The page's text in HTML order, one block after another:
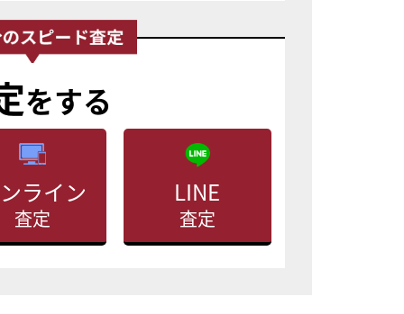
をする
ライン
査定
LINE
査定